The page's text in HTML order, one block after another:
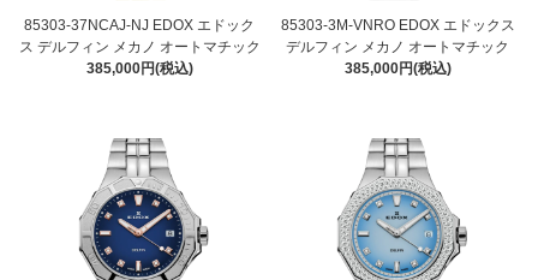
85303-37NCAJ-NJ EDOX エドック
ス デルフィン メカノ オートマチック
385,000円(税込)
85303-3M-VNRO EDOX エドックス
デルフィン メカノ オートマチック
385,000円(税込)